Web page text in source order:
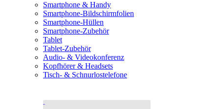
Smartphone & Handy
Smartphone-Bildschirmfolien
Smartphone-Hüllen
Smartphone-Zubehör
Tablet
Tablet-Zubehör
Audio- & Videokonferenz
Kopfhörer & Headsets
Tisch- & Schnurlostelefone